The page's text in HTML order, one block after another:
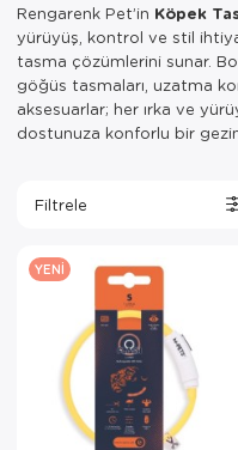
Balık
Kaplumbağa
Kemirgen
Rengarenk Pet’in Köpek
yürüyüş, kontrol ve stil
tasma çözümlerini sunar.
göğüs tasmaları, uzatma
aksesuarlar; her ırka ve
dostunuza konforlu bir
Filtrele
YENI